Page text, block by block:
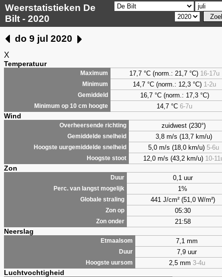
Weerstatistieken De
Bilt - 2020
do 9 jul 2020
X
Temperatuur
Maximum 17,7 °C (norm.: 21,7 °C) 16-17u
Minimum 14,7 °C (norm.: 12,3 °C) 1-2u
Gemiddeld 16,7 °C (norm.: 17,3 °C)
Minimum op 10 cm hoogte 14,7 °C 6-7u
Wind
Overheersende richting zuidwest (230°)
Gemiddelde snelheid 3,8 m/s (13,7 km/u)
Hoogste uurgemiddelde snelheid 5,0 m/s (18,0 km/u) 5-6u
Hoogste stoot 12,0 m/s (43,2 km/u) 10-
Zon
Duur 0,1 uur
Perc. van langst mogelijk 1%
Globale straling 441 J/cm² (51,0 W/m²)
Zon op 05:30
Zon onder 21:58
Neerslag
Etmaalsom 7,1 mm
Duur 7,9 uur
Hoogste uursom 2,5 mm 3-4u
Luchtvochtigheid